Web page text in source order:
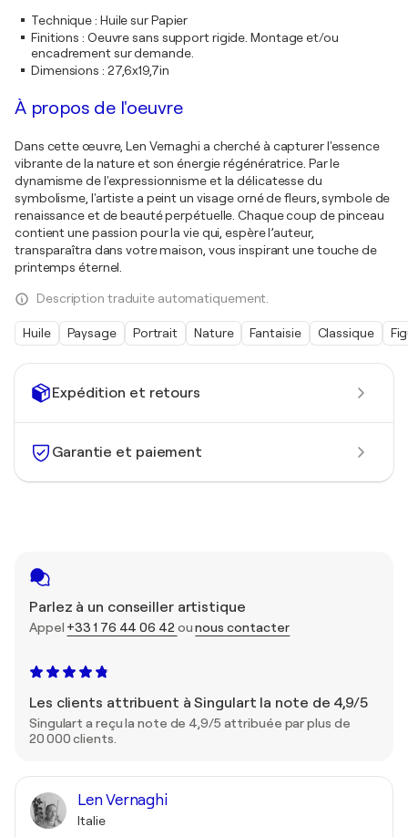
Expédition et retours
Garantie et paiement
Parlez à un conseiller artistique
Appel +33 1 76 44 06 42 ounous contacter
Les clients attribuent à Singulart la note de 4,9/5
Singulart a reçu la note de 4,9/5 attribuée par plus de
20 000 clients.
Len Vernaghi
Italie
Technique: Huile sur Papier
Finitions : Oeuvre sans support rigide. Montage et/ou
encadrement sur demande.
Dimensions : 27,6x19,7in
À propos de l'oeuvre
Dans cette œuvre, Len Vernaghi a cherché à capturer l'essence
vibrante de la nature et son énergie régénératrice. Par le
dynamisme de l'expressionnisme et la délicatesse du
symbolisme, l'artiste a peint un visage orné de fleurs, symbole de
renaissance et de beauté perpétuelle. Chaque coup de pinceau
contient une passion pour la vie qui, espère l’auteur,
transparaîtra dans votre maison, vous inspirant une touche de
printemps éternel.
Description traduite automatiquement.
Huile Paysage Portrait Nature Fantaisie Classique